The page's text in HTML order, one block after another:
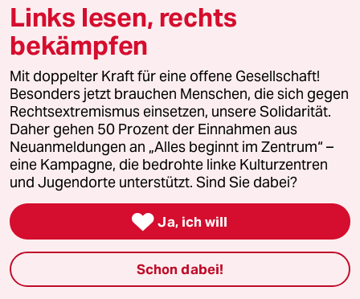
Kultur
Sport
Berlin
Nord
Wahrheit
Themen
Links lesen, rechts
bekämpfen
Mit doppelter Kraft für eine offene Gesellschaft!
Besonders jetzt brauchen Menschen, die sich gegen
Rechtsextremismus einsetzen, unsere Solidarität.
Daher gehen 50 Prozent der Einnahmen aus
Neuanmeldungen an „Alles beginnt im Zentrum“ –
eine Kampagne, die bedrohte linke Kulturzentren
und Jugendorte unterstützt. Sind Sie dabei?
 Ja, ich will
Schon dabei!